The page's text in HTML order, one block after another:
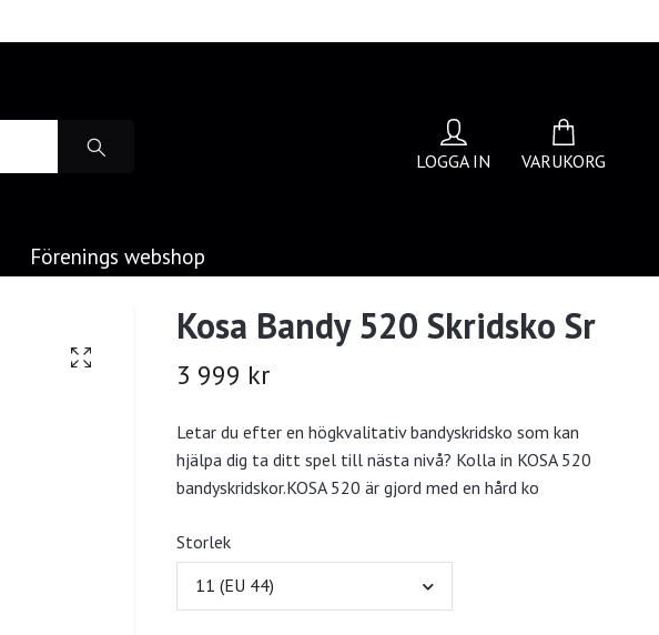
LOGGA IN VARUKORG
Förenings webshop
Kosa Bandy 520 Skridsko Sr
3 999 kr
Letar du efter en högkvalitativ bandyskridsko som kan
hjälpa dig ta ditt spel till nästa nivå? Kolla in KOSA 520
bandyskridskor.KOSA 520 är gjord med en hård ko
Storlek
11 (EU 44)